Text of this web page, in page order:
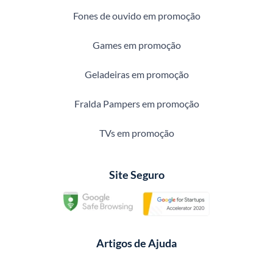
Fones de ouvido em promoção
Games em promoção
Geladeiras em promoção
Fralda Pampers em promoção
TVs em promoção
Site Seguro
Artigos de Ajuda